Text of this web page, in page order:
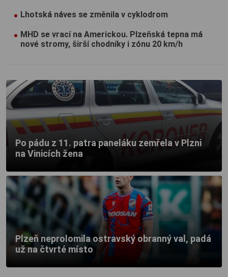
Lhotská náves se změnila v cyklodrom
MHD se vrací na Americkou. Plzeňská tepna má
nové stromy, širší chodníky i zónu 20 km/h
Po pádu z 11. patra paneláku zemřela v Plzni
na Vinicích žena
Plzeň neprolomila ostravský obranný val, padá
už na čtvrté místo